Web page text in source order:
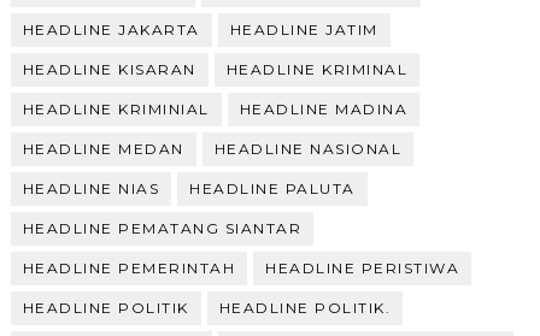
HEADLINE JAKARTA HEADLINE JATIM
HEADLINE KISARAN HEADLINE KRIMINAL
HEADLINE KRIMINIAL HEADLINE MADINA
HEADLINE MEDAN HEADLINE NASIONAL
HEADLINE NIAS HEADLINE PALUTA
HEADLINE PEMATANG SIANTAR
HEADLINE PEMERINTAH HEADLINE PERISTIWA
HEADLINE POLITIK HEADLINE POLITIK.